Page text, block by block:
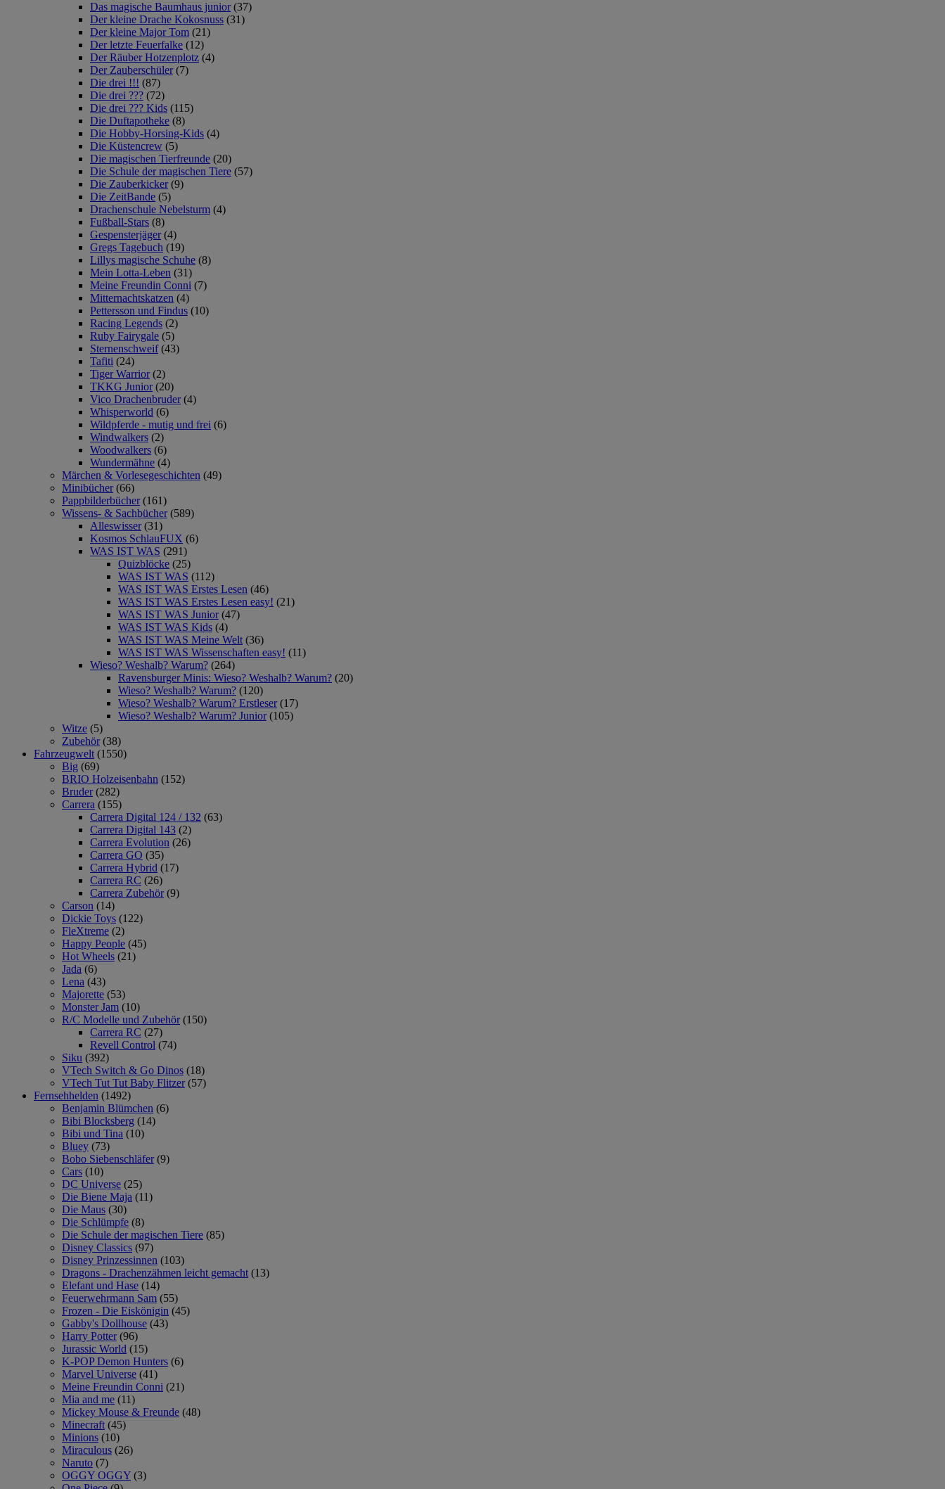
Das magische Baumhaus junior (37)
Der kleine Drache Kokosnuss (31)
Der kleine Major Tom (21)
Der letzte Feuerfalke (12)
Der Räuber Hotzenplotz (4)
Der Zauberschüler (7)
Die drei !!! (87)
Die drei ??? (72)
Die drei ??? Kids (115)
Die Duftapotheke (8)
Die Hobby-Horsing-Kids (4)
Die Küstencrew (5)
Die magischen Tierfreunde (20)
Die Schule der magischen Tiere (57)
Die Zauberkicker (9)
Die ZeitBande (5)
Drachenschule Nebelsturm (4)
Fußball-Stars (8)
Gespensterjäger (4)
Gregs Tagebuch (19)
Lillys magische Schuhe (8)
Mein Lotta-Leben (31)
Meine Freundin Conni (7)
Mitternachtskatzen (4)
Pettersson und Findus (10)
Racing Legends (2)
Ruby Fairygale (5)
Sternenschweif (43)
Tafiti (24)
Tiger Warrior (2)
TKKG Junior (20)
Vico Drachenbruder (4)
Whisperworld (6)
Wildpferde - mutig und frei (6)
Windwalkers (2)
Woodwalkers (6)
Wundermähne (4)
Märchen & Vorlesegeschichten (49)
Minibücher (66)
Pappbilderbücher (161)
Wissens- & Sachbücher (589)
Alleswisser (31)
Kosmos SchlauFUX (6)
WAS IST WAS (291)
Quizblöcke (25)
WAS IST WAS (112)
WAS IST WAS Erstes Lesen (46)
WAS IST WAS Erstes Lesen easy! (21)
WAS IST WAS Junior (47)
WAS IST WAS Kids (4)
WAS IST WAS Meine Welt (36)
WAS IST WAS Wissenschaften easy! (11)
Wieso? Weshalb? Warum? (264)
Ravensburger Minis: Wieso? Weshalb? Warum? (20)
Wieso? Weshalb? Warum? (120)
Wieso? Weshalb? Warum? Erstleser (17)
Wieso? Weshalb? Warum? Junior (105)
Witze (5)
Zubehör (38)
Fahrzeugwelt (1550)
Big (69)
BRIO Holzeisenbahn (152)
Bruder (282)
Carrera (155)
Carrera Digital 124 / 132 (63)
Carrera Digital 143 (2)
Carrera Evolution (26)
Carrera GO (35)
Carrera Hybrid (17)
Carrera RC (26)
Carrera Zubehör (9)
Carson (14)
Dickie Toys (122)
FleXtreme (2)
Happy People (45)
Hot Wheels (21)
Jada (6)
Lena (43)
Majorette (53)
Monster Jam (10)
R/C Modelle und Zubehör (150)
Carrera RC (27)
Revell Control (74)
Siku (392)
VTech Switch & Go Dinos (18)
VTech Tut Tut Baby Flitzer (57)
Fernsehhelden (1492)
Benjamin Blümchen (6)
Bibi Blocksberg (14)
Bibi und Tina (10)
Bluey (73)
Bobo Siebenschläfer (9)
Cars (10)
DC Universe (25)
Die Biene Maja (11)
Die Maus (30)
Die Schlümpfe (8)
Die Schule der magischen Tiere (85)
Disney Classics (97)
Disney Prinzessinnen (103)
Dragons - Drachenzähmen leicht gemacht (13)
Elefant und Hase (14)
Feuerwehrmann Sam (55)
Frozen - Die Eiskönigin (45)
Gabby's Dollhouse (43)
Harry Potter (96)
Jurassic World (15)
K-POP Demon Hunters (6)
Marvel Universe (41)
Meine Freundin Conni (21)
Mia and me (11)
Mickey Mouse & Freunde (48)
Minecraft (45)
Minions (10)
Miraculous (26)
Naruto (7)
OGGY OGGY (3)